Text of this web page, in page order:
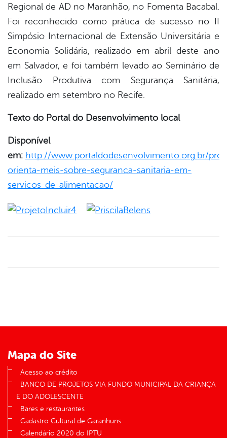
Regional de AD no Maranhão, no Fomenta Bacabal.
Foi reconhecido como prática de sucesso no II
Simpósio Internacional de Extensão Universitária e
Economia Solidária, realizado em abril deste ano
em Salvador, e foi também levado ao Seminário de
Inclusão Produtiva com Segurança Sanitária,
realizado em setembro no Recife.
Texto do Portal do Desenvolvimento local
Disponível
em: http://www.portaldodesenvolvimento.org.br/
orienta-meis-sobre-seguranca-sanitaria-em-
servicos-de-alimentacao/
Mapa do Site
Acesso ao crédito
BANCO DE PROJETOS VIA FUNDO MUNICIPAL DA CRIANÇA
E DO ADOLESCENTE
Bares e restaurantes
Cadastro Cultural de Garanhuns
Calendário 2020 do IPTU